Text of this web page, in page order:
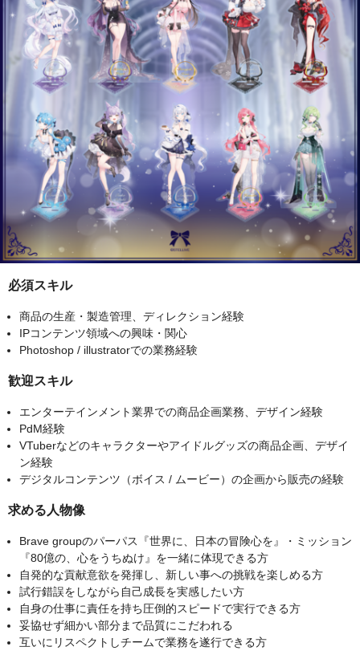
必須スキル
商品の生産・製造管理、ディレクション経験
IPコンテンツ領域への興味・関心
Photoshop / illustratorでの業務経験
歓迎スキル
エンターテインメント業界での商品企画業務、デザイン経験
PdM経験
VTuberなどのキャラクターやアイドルグッズの商品企画、デザイ
ン経験
デジタルコンテンツ（ボイス / ムービー）の企画から販売の経験
求める人物像
Brave groupのパーパス『世界に、日本の冒険心を』・ミッション
『80億の、心をうちぬけ』を一緒に体現できる方
自発的な貢献意欲を発揮し、新しい事への挑戦を楽しめる方
試行錯誤をしながら自己成長を実感したい方
自身の仕事に責任を持ち圧倒的スピードで実行できる方
妥協せず細かい部分まで品質にこだわれる
互いにリスペクトしチームで業務を遂行できる方